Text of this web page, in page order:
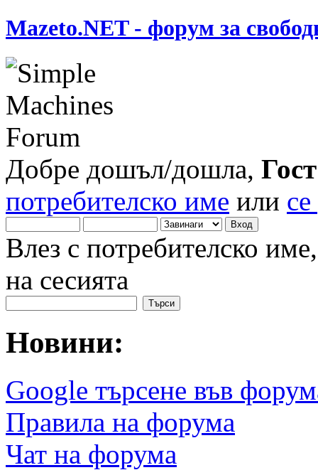
Mazeto.NET - форум за
Добре дошъл/дошла, Гост
потребителско име или
Влез с потребителско
на сесията
Новини:
Google търсене във
Правила на форума
Чат на форума